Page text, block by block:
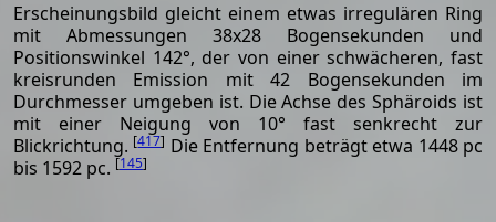
Erscheinungsbild gleicht einem etwas irregulären Ring
mit Abmessungen 38x28 Bogensekunden und
Positionswinkel 142°, der von einer schwächeren, fast
kreisrunden Emission mit 42 Bogensekunden im
Durchmesser umgeben ist. Die Achse des Sphäroids ist
mit einer Neigung von 10° fast senkrecht zur
Blickrichtung. [417] Die Entfernung beträgt etwa 1448 pc
bis 1592 pc. [145]